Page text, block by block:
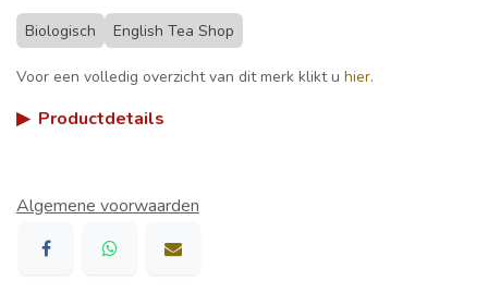
Biologisch English Tea Shop
Voor een volledig overzicht van dit merk klikt u hier.
▶ Productdetails
Algemene voorwaarden